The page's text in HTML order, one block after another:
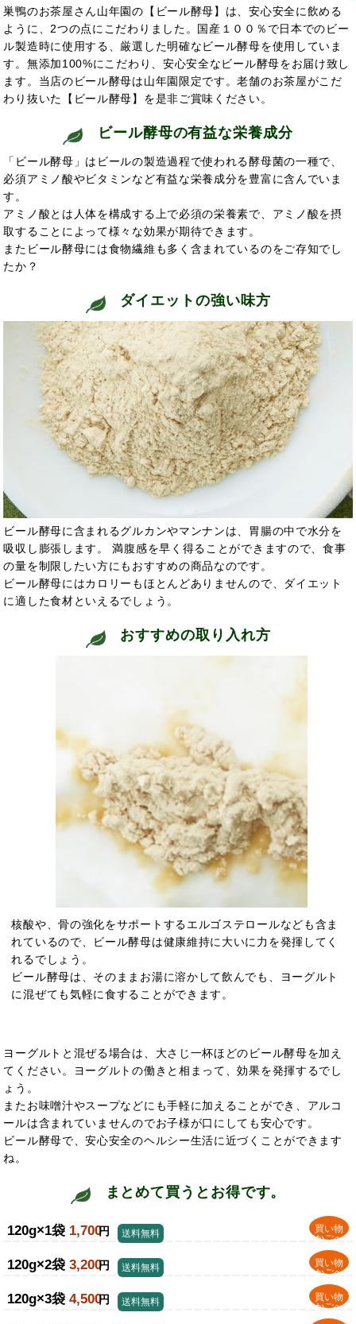
巣鴨のお茶屋さん山年園の【ビール酵母】は、安心安全に飲める
ように、2つの点にこだわりました。国産１００％で日本でのビー
ル製造時に使用する、厳選した明確なビール酵母を使用していま
す。無添加100%にこだわり、安心安全なビール酵母をお届け致し
ます。当店のビール酵母は山年園限定です。老舗のお茶屋がこだ
わり抜いた【ビール酵母】を是非ご賞味ください。
ビール酵母の有益な栄養成分
「ビール酵母」はビールの製造過程で使われる酵母菌の一種で、
必須アミノ酸やビタミンなど有益な栄養成分を豊富に含んでいま
す。
アミノ酸とは人体を構成する上で必須の栄養素で、アミノ酸を摂
取することによって様々な効果が期待できます。
またビール酵母には食物繊維も多く含まれているのをご存知でし
たか？
ダイエットの強い味方
ビール酵母に含まれるグルカンやマンナンは、胃腸の中で水分を
吸収し膨張します。 満腹感を早く得ることができますので、食事
の量を制限したい方にもおすすめの商品なのです。
ビール酵母にはカロリーもほとんどありませんので、ダイエット
に適した食材といえるでしょう。
おすすめの取り入れ方
核酸や、骨の強化をサポートするエルゴステロールなども含ま
れているので、ビール酵母は健康維持に大いに力を発揮してく
れるでしょう。
ビール酵母は、そのままお湯に溶かして飲んでも、ヨーグルト
に混ぜても気軽に食することができます。
ヨーグルトと混ぜる場合は、大さじ一杯ほどのビール酵母を加え
てください。ヨーグルトの働きと相まって、効果を発揮するでし
ょう。
またお味噌汁やスープなどにも手軽に加えることができ、アルコ
ールは含まれていませんのでお子様が口にしても安心です。
ビール酵母で、安心安全のヘルシー生活に近づくことができます
ね。
まとめて買うとお得です。
120g×1袋 1,700円
買い物
かごへ
送料無料
120g×2袋 3,200円
買い物
かごへ
送料無料
120g×3袋 4,500円
買い物
かごへ
送料無料